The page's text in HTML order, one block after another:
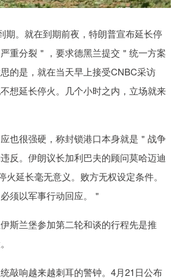
期。就在到期前夜，特朗普宣布延长停
重分裂＂，要求德黑兰提交＂统一方案
的是，就在当天早上接受CNBC采访
想延长停火。几个小时之内，立场就来
也很强硬，称封锁港口本身就是＂战争
反。伊朗议长加利巴夫的顾问莫哈迈迪
火延长毫无意义。败方无权设定条件。
须以军事行动回应。＂
斯兰堡参加第二轮和谈的行程先是推
敲响越来越刺耳的警钟。4月21日公布